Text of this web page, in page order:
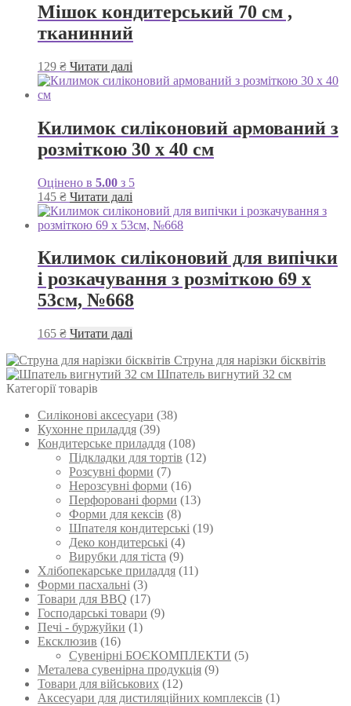
Мішок кондитерський 70 см ,
тканинний
129 ₴ Читати далі
Килимок силіконовий армований з
розміткою 30 х 40 см
Оцінено в 5.00 з 5
145 ₴ Читати далі
Килимок силіконовий для випічки
і розкачування з розміткою 69 х
53см, №668
165 ₴ Читати далі
Струна для нарізки бісквітів
Шпатель вигнутий 32 см
Категорії товарів
Силіконові аксесуари (38)
Кухонне приладдя (39)
Кондитерське приладдя (108)
Підкладки для тортів (12)
Розсувні форми (7)
Нерозсувні форми (16)
Перфоровані форми (13)
Форми для кексів (8)
Шпателя кондитерські (19)
Деко кондитерські (4)
Вирубки для тіста (9)
Хлібопекарське приладдя (11)
Форми пасхальні (3)
Товари для BBQ (17)
Господарські товари (9)
Печі - буржуйки (1)
Ексклюзив (16)
Сувенірні БОЄКОМПЛЕКТИ (5)
Металева сувенірна продукція (9)
Товари для військових (12)
Аксесуари для дистиляційних комплексів (1)